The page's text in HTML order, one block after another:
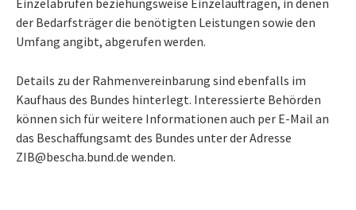
der Bedarfsträger die benötigten Leistungen sowie den
Umfang angibt, abgerufen werden.
Details zu der Rahmenvereinbarung sind ebenfalls im
Kaufhaus des Bundes hinterlegt. Interessierte Behörden
können sich für weitere Informationen auch per E-Mail an
das Beschaffungsamt des Bundes unter der Adresse
ZIB@bescha.bund.de wenden.